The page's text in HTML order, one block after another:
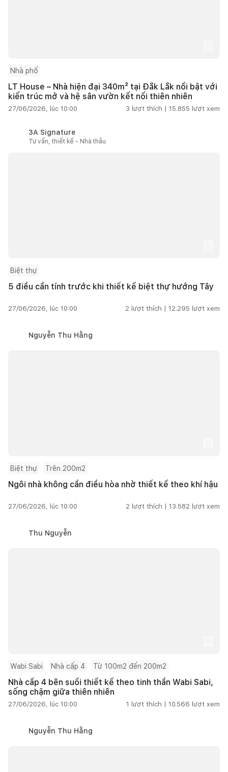
Nhà phố
LT House – Nhà hiện đại 340m² tại Đắk Lắk nổi bật với
kiến trúc mở và hệ sân vườn kết nối thiên nhiên
27/06/2026, lúc 10:00 3 lượt thích | 15.855 lượt xem
3A Signature
Tư vấn, thiết kế - Nhà thầu
Biệt thự
5 điều cần tính trước khi thiết kế biệt thự hướng Tây
27/06/2026, lúc 10:00 2 lượt thích | 12.295 lượt xem
Nguyễn Thu Hằng
Biệt thự Trên 200m2
Ngôi nhà không cần điều hòa nhờ thiết kế theo khí hậu
27/06/2026, lúc 10:00 2 lượt thích | 13.582 lượt xem
Thu Nguyễn
Wabi Sabi Nhà cấp 4 Từ 100m2 đến 200m2
Nhà cấp 4 bên suối thiết kế theo tinh thần Wabi Sabi,
sống chậm giữa thiên nhiên
27/06/2026, lúc 10:00 1 lượt thích | 10.566 lượt xem
Nguyễn Thu Hằng